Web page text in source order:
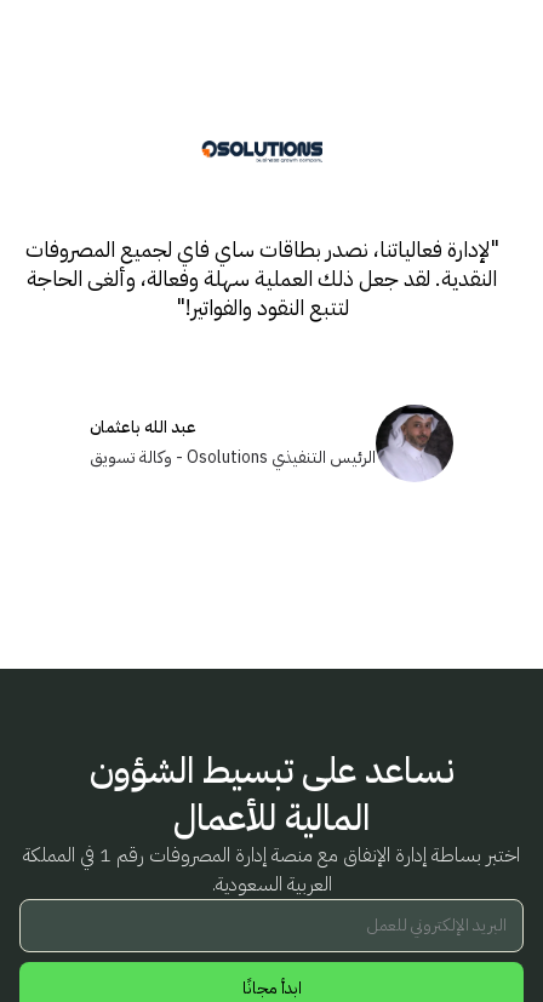
"لإدارة فعالياتنا، نصدر بطاقات ساي فاي لجميع المصروفات
النقدية. لقد جعل ذلك العملية سهلة وفعالة، وألغى الحاجة
لتتبع النقود والفواتير!"
عبد الله باعثمان
الرئيس التنفيذي Osolutions - وكالة تسويق
نساعد على تبسيط الشؤون
المالية للأعمال
اختبر بساطة إدارة الإنفاق مع منصة إدارة المصروفات رقم 1 في المملكة
العربية السعودية.
البريد الإلكتروني للعمل
ابدأ مجانًا